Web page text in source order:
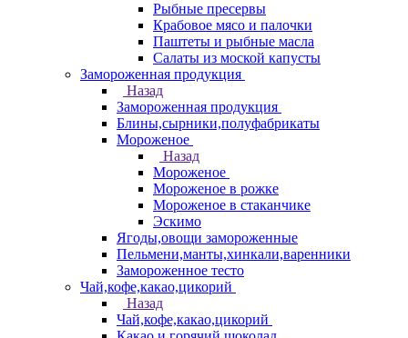
Рыбные пресервы
Крабовое мясо и палочки
Паштеты и рыбные масла
Салаты из моской капусты
Замороженная продукция
Назад
Замороженная продукция
Блины,сырники,полуфабрикаты
Мороженое
Назад
Мороженое
Мороженое в рожке
Мороженое в стаканчике
Эскимо
Ягоды,овощи замороженные
Пельмени,манты,хинкали,варенники
Замороженное тесто
Чай,кофе,какао,цикорий
Назад
Чай,кофе,какао,цикорий